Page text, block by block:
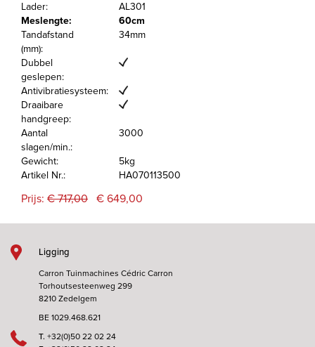
Lader:
AL301
Meslengte:
60cm
Tandafstand
(mm):
34mm
Dubbel
geslepen:
Antivibratiesysteem:
Draaibare
handgreep:
Aantal
slagen/min.:
3000
Gewicht:
5kg
Artikel Nr.:
HA070113500
Prijs: € 717,00 € 649,00
Ligging
Carron Tuinmachines Cédric Carron
Torhoutsesteenweg 299
8210 Zedelgem
BE 1029.468.621
T. +32(0)50 22 02 24